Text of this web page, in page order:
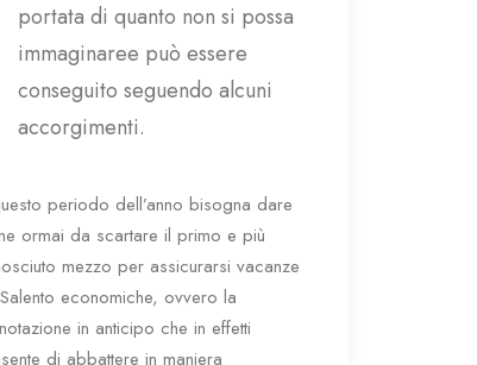
portata di quanto non si possa
immaginaree può essere
conseguito seguendo alcuni
accorgimenti.
periodo dell’anno bisogna dare
ormai da scartare il primo e più
mezzo per assicurarsi vacanze
economiche, ovvero la
in anticipo che in effetti
di abbattere in maniera